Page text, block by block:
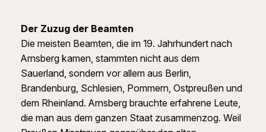
Der Zuzug der Beamten
Die meisten Beamten, die im 19. Jahrhundert nach
Arnsberg kamen, stammten nicht aus dem
Sauerland, sondern vor allem aus Berlin,
Brandenburg, Schlesien, Pommern, Ostpreußen und
dem Rheinland. Arnsberg brauchte erfahrene Leute,
die man aus dem ganzen Staat zusammenzog. Weil